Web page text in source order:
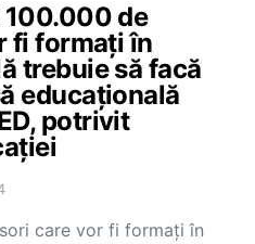
100.000 de
fi formați în
trebuie să facă
educațională
potrivit
care vor fi formați în